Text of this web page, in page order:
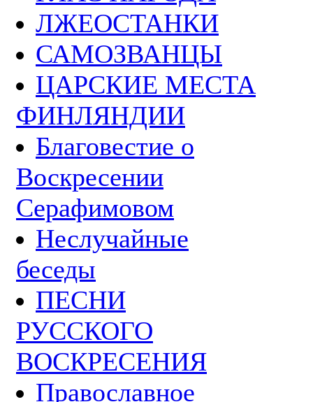
ЛЖЕОСТАНКИ
САМОЗВАНЦЫ
ЦАРСКИЕ МЕСТА
ФИНЛЯНДИИ
Благовестие о
Воскресении
Серафимовом
Неслучайные
беседы
ПЕСНИ
РУССКОГО
ВОСКРЕСЕНИЯ
Православное